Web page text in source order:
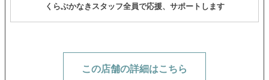
くらぶかなきスタッフ全員で応援、サポートします
この店舗の詳細はこちら